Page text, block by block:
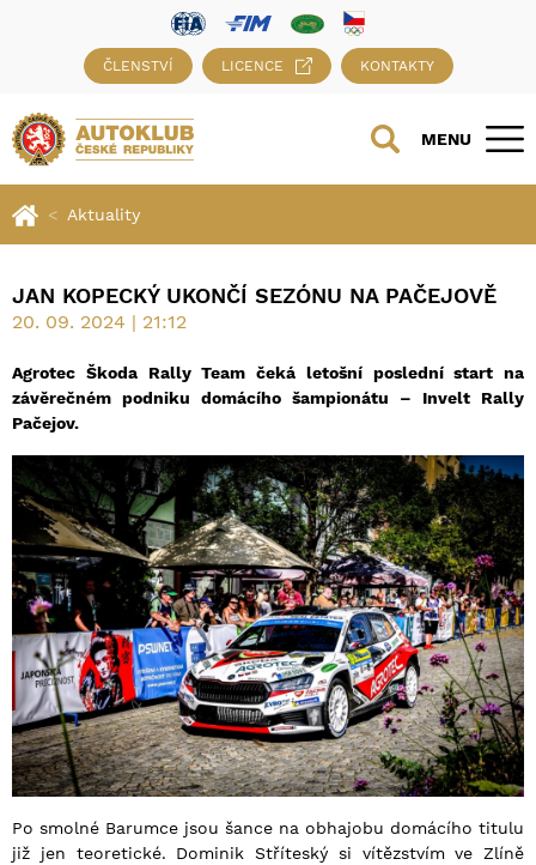
ČLENSTVÍ LICENCE KONTAKTY
MENU
Aktuality
JAN KOPECKÝ UKONČÍ SEZÓNU NA PAČEJOVĚ
20. 09. 2024 | 21:12
Agrotec Škoda Rally Team čeká letošní poslední start na
závěrečném podniku domácího šampionátu – Invelt Rally
Pačejov.
Po smolné Barumce jsou šance na obhajobu domácího titulu
již jen teoretické. Dominik Stříteský si vítězstvím ve Zlíně